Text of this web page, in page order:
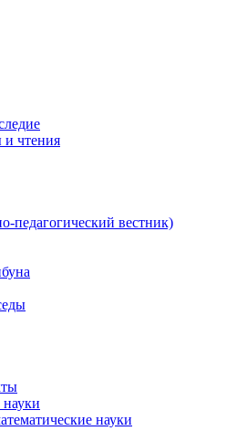
и чтения
педагогический вестник)
науки